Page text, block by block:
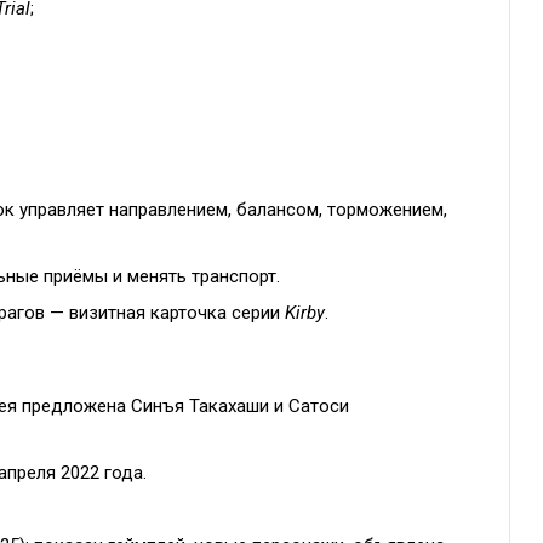
;
управляет направлением, балансом, торможением,
приёмы и менять транспорт.
— визитная карточка серии Kirby.
предложена Синъя Такахаши и Сатоси
2022 года.